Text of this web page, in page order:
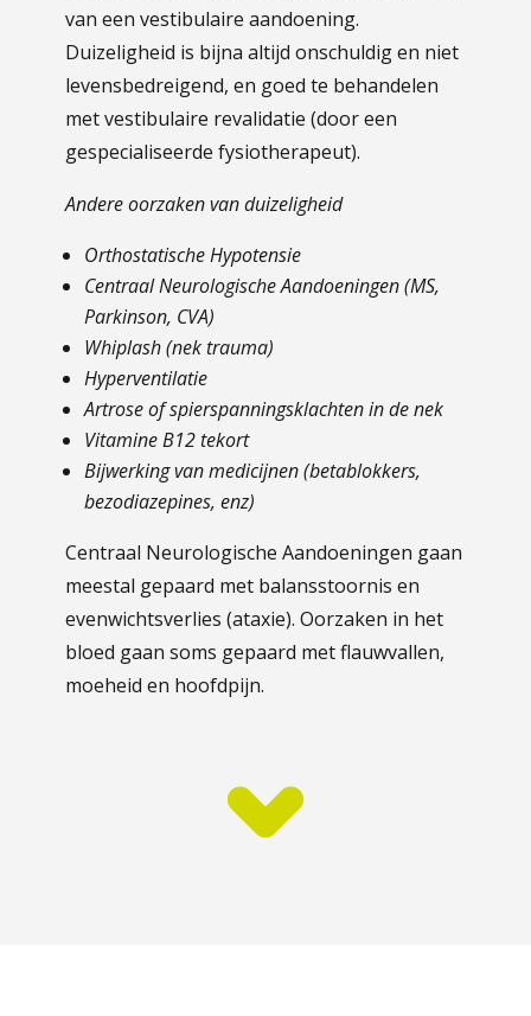
van een vestibulaire aandoening.
Duizeligheid is bijna altijd onschuldig en niet
levensbedreigend, en goed te behandelen
met vestibulaire revalidatie (door een
gespecialiseerde fysiotherapeut).
Andere oorzaken van duizeligheid
Orthostatische Hypotensie
Centraal Neurologische Aandoeningen (MS,
Parkinson, CVA)
Whiplash (nek trauma)
Hyperventilatie
Artrose of spierspanningsklachten in de nek
Vitamine B12 tekort
Bijwerking van medicijnen (betablokkers,
bezodiazepines, enz)
Centraal Neurologische Aandoeningen gaan
meestal gepaard met balansstoornis en
evenwichtsverlies (ataxie). Oorzaken in het
bloed gaan soms gepaard met flauwvallen,
moeheid en hoofdpijn.